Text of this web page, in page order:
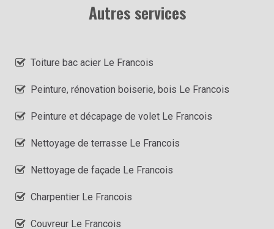
Autres services
Toiture bac acier Le Francois
Peinture, rénovation boiserie, bois Le Francois
Peinture et décapage de volet Le Francois
Nettoyage de terrasse Le Francois
Nettoyage de façade Le Francois
Charpentier Le Francois
Couvreur Le Francois